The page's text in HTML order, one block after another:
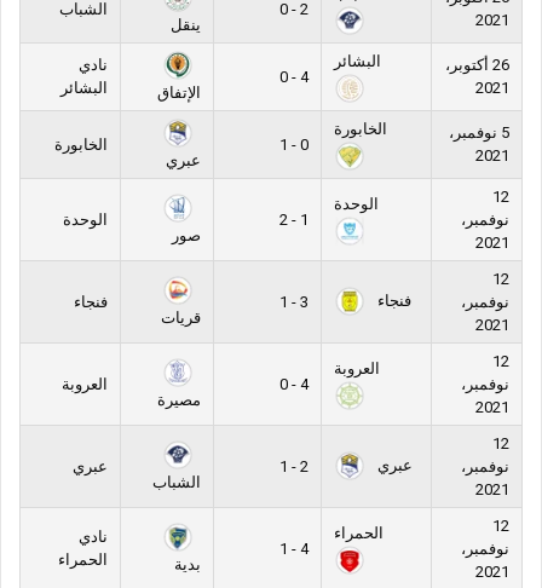
2021
2 - 0
ينقل
الشباب
26 أكتوبر،
2021
البشائر
4 - 0
الإتفاق
نادي
البشائر
5 نوفمبر،
2021
الخابورة
0 - 1
عبري
الخابورة
12
نوفمبر،
2021
الوحدة
1 - 2
صور
الوحدة
12
نوفمبر،
2021
فنجاء
3 - 1
قريات
فنجاء
12
نوفمبر،
2021
العروبة
4 - 0
مصيرة
العروبة
12
نوفمبر،
2021
عبري
2 - 1
الشباب
عبري
12
نوفمبر،
2021
الحمراء
4 - 1
بدية
نادي
الحمراء